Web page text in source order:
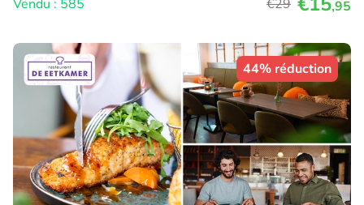
Vendu : 585
€29 ,95
44% réduction